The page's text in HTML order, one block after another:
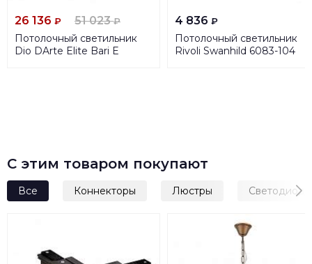
26 136 ₽ 51 023₽
Потолочный светильник
Dio DArte Elite Bari E
4 836 ₽
Потолочный светильник
Rivoli Swanhild 6083-104
С этим товаром покупают
Все Коннекторы Люстры